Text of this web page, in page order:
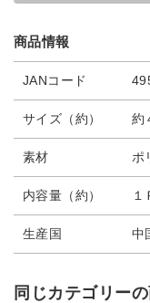
商品情報
JANコード
サイズ（約） 約
素材 ポ
内容量（約） １
生産国 中
同じカテゴリー